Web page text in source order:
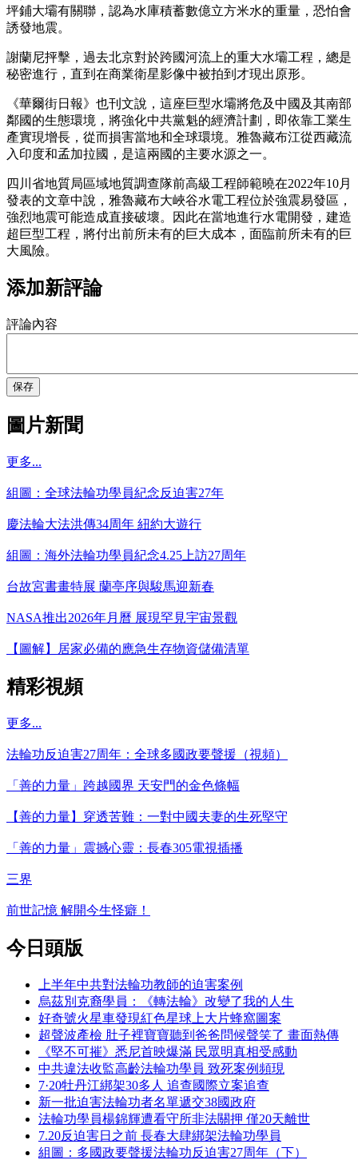
坪鋪大壩有關聯，認為水庫積蓄數億立方米水的重量，恐怕會
誘發地震。
謝蘭尼抨擊，過去北京對於跨國河流上的重大水壩工程，總是
秘密進行，直到在商業衛星影像中被拍到才現出原形。
《華爾街日報》也刊文說，這座巨型水壩將危及中國及其南部
鄰國的生態環境，將強化中共黨魁的經濟計劃，即依靠工業生
產實現增長，從而損害當地和全球環境。雅魯藏布江從西藏流
入印度和孟加拉國，是這兩國的主要水源之一。
四川省地質局區域地質調查隊前高級工程師範曉在2022年10月
發表的文章中說，雅魯藏布大峽谷水電工程位於強震易發區，
強烈地震可能造成直接破壞。因此在當地進行水電開發，建造
超巨型工程，將付出前所未有的巨大成本，面臨前所未有的巨
大風險。
添加新評論
評論內容
保存
圖片新聞
更多...
組圖：全球法輪功學員紀念反迫害27年
慶法輪大法洪傳34周年 紐約大遊行
組圖：海外法輪功學員紀念4.25上訪27周年
台故宮書畫特展 蘭亭序與駿馬迎新春
NASA推出2026年月曆 展現罕見宇宙景觀
【圖解】居家必備的應急生存物資儲備清單
精彩視頻
更多...
法輪功反迫害27周年：全球多國政要聲援（視頻）
「善的力量」跨越國界 天安門的金色條幅
【善的力量】穿透苦難：一對中國夫妻的生死堅守
「善的力量」震撼心靈：長春305電視插播
三界
前世記憶 解開今生怪癖！
今日頭版
上半年中共對法輪功教師的迫害案例
烏茲別克裔學員：《轉法輪》改變了我的人生
好奇號火星車發現紅色星球上大片蜂窩圖案
超聲波產檢 肚子裡寶寶聽到爸爸問候聲笑了 畫面熱傳
《堅不可摧》悉尼首映爆滿 民眾明真相受感動
中共違法收監高齡法輪功學員 致死案例頻現
7·20牡丹江綁架30多人 追查國際立案追查
新一批迫害法輪功者名單遞交38國政府
法輪功學員楊錦輝遭看守所非法關押 僅20天離世
7.20反迫害日之前 長春大肆綁架法輪功學員
組圖：多國政要聲援法輪功反迫害27周年（下）